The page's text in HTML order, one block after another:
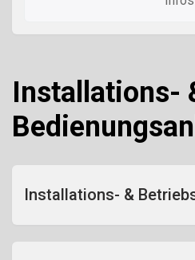
Installations-
Installations- &